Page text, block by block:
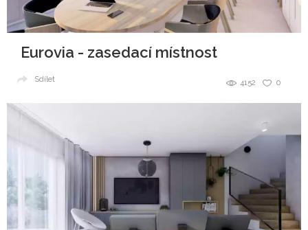
Eurovia - zasedací místnost
0
4152
Sdílet